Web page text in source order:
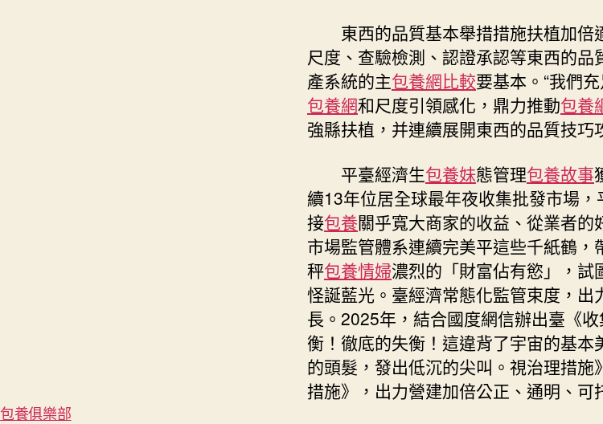
東西的品質基本舉措措施扶植加倍
尺度、查驗檢測、認證承認等東西的品
產系統的主包養網比較要基本。“我們
包養網和尺度引領感化，鼎力推動包養
強縣扶植，并連續展開東西的品質技巧
平臺經濟生包養妹態管理包養故事
續13年位居全球最年夜收集批發市場
接包養關乎寬大商家的收益、從業者的
市場監管體系連續完美平這些千紙鶴，
秤包養情婦濃烈的「財富佔有慾」，試
怪誕藍光。臺經濟常態化監管束度，出
長。2025年，結合國度網信辦出臺《
衡！徹底的失衡！這違背了宇宙的基本
的頭髮，發出低沉的尖叫。視治理措施
措施》，出力營建加倍公正、通明、可
包養俱樂部